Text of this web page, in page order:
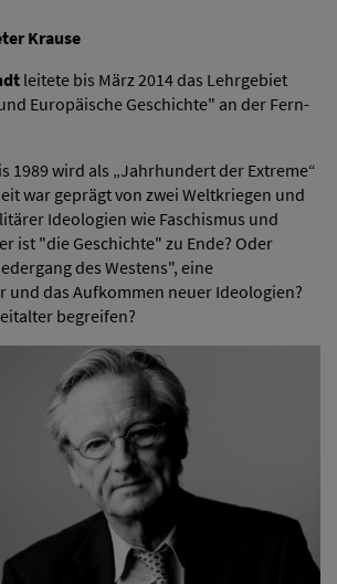
Krause
leitete bis März 2014 das Lehrgebiet
Europäische Geschichte" an der Fern-
1989 wird als „Jahrhundert der Extreme“
war geprägt von zwei Weltkriegen und
Ideologien wie Faschismus und
ist "die Geschichte" zu Ende? Oder
des Westens", eine
und das Aufkommen neuer Ideologien?
begreifen?